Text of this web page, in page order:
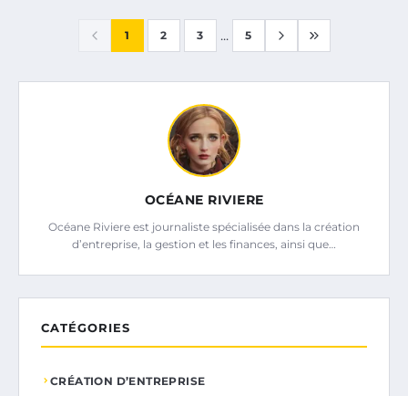
1 2 3 ... 5
OCÉANE RIVIERE
Océane Riviere est journaliste spécialisée dans la création
d’entreprise, la gestion et les finances, ainsi que…
CATÉGORIES
CRÉATION D’ENTREPRISE